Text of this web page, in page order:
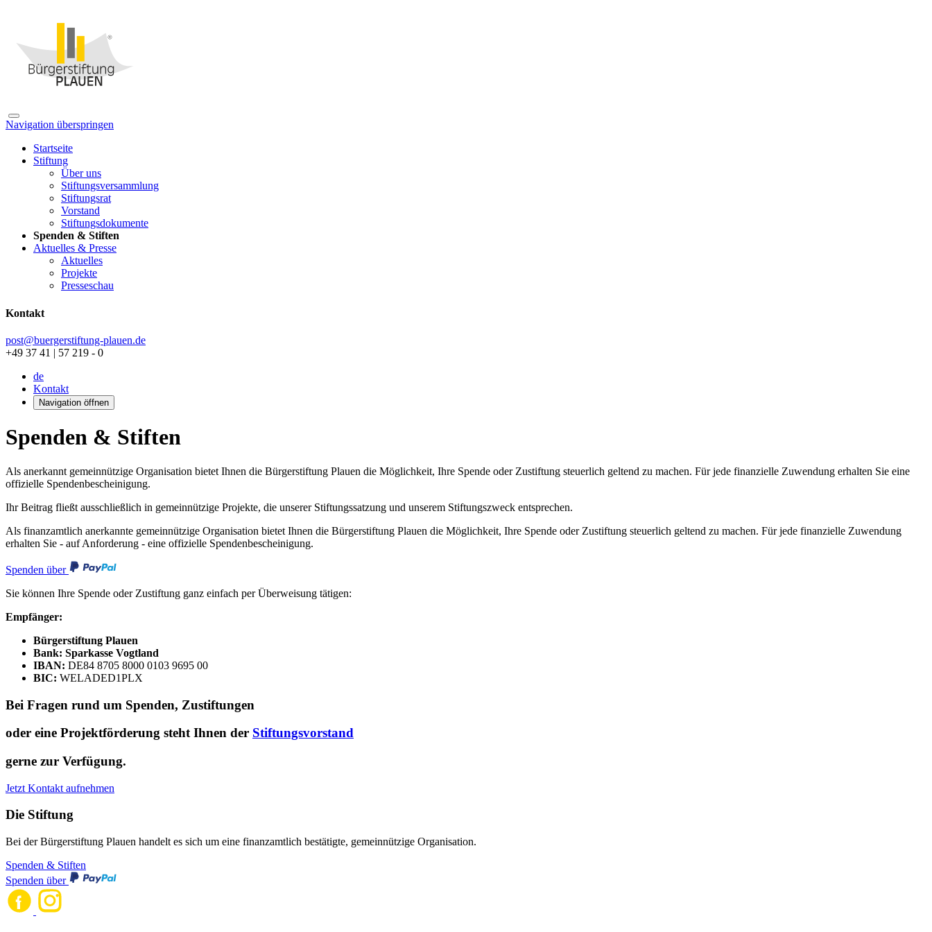
Navigation überspringen
Startseite
Stiftung
Über uns
Stiftungsversammlung
Stiftungsrat
Vorstand
Stiftungsdokumente
Spenden & Stiften
Aktuelles & Presse
Aktuelles
Projekte
Presseschau
Kontakt
post@buergerstiftung-plauen.de
+49 37 41 | 57 219 - 0
de
Kontakt
Navigation öffnen
Spenden & Stiften
Als anerkannt gemeinnützige Organisation bietet Ihnen die Bürgerstiftung Plauen die Möglichkeit, Ihre Spende oder Zustiftung steuerlich geltend zu machen. Für jede finanzielle Zuwendung erhalten Sie eine
offizielle Spendenbescheinigung.
Ihr Beitrag fließt ausschließlich in gemeinnützige Projekte, die unserer Stiftungssatzung und unserem Stiftungszweck entsprechen.
Als finanzamtlich anerkannte gemeinnützige Organisation bietet Ihnen die Bürgerstiftung Plauen die Möglichkeit, Ihre Spende oder Zustiftung steuerlich geltend zu machen. Für jede finanzielle Zuwendung
erhalten Sie - auf Anforderung - eine offizielle Spendenbescheinigung.
Spenden über
Sie können Ihre Spende oder Zustiftung ganz einfach per Überweisung tätigen:
Empfänger:
Bürgerstiftung Plauen
Bank: Sparkasse Vogtland
IBAN: DE84 8705 8000 0103 9695 00
BIC: WELADED1PLX
Bei Fragen rund um Spenden, Zustiftungen
oder eine Projektförderung steht Ihnen der Stiftungsvorstand
gerne zur Verfügung.
Jetzt Kontakt aufnehmen
Die Stiftung
Bei der Bürgerstiftung Plauen handelt es sich um eine finanzamtlich bestätigte, gemeinnützige Organisation.
Spenden & Stiften
Spenden über